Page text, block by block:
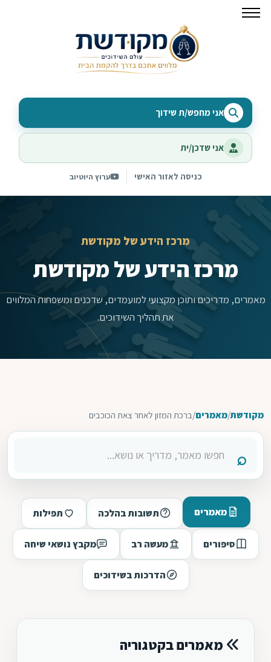
אני מחפש/ת שידוך
אני שדכן/ית
כניסה לאזור האישי ערוץ היוטיוב
מרכז הידע של מקודשת
מרכז הידע של מקודשת
מאמרים, מדריכים ותוכן מקצועי למועמדים, שדכנים ומשפחות המלווים
את תהליך השידוכים.
מקודשת/מאמרים/ברכת המזון לאחר צאת הכוכבים
מאמרים תשובות בהלכה תפילות
סיפורים מעשה רב מקבץ נושאי שיחה
הדרכות בשידוכים
מאמרים בקטגוריה